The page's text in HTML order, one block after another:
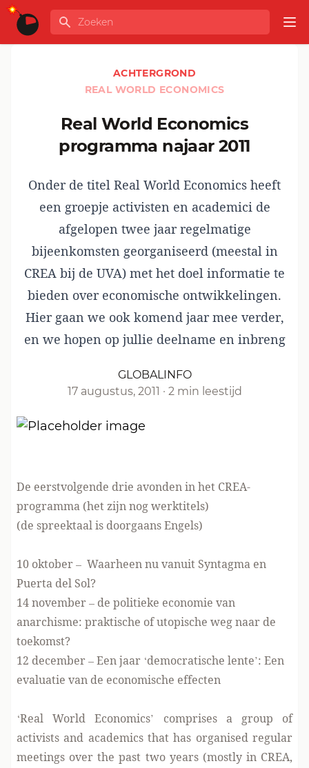
Ga naar de inhoud
GLOBALINFO
Zoeken
ACHTERGROND
REAL WORLD ECONOMICS
Real World Economics
programma najaar 2011
Onder de titel Real World Economics heeft
een groepje activisten en academici de
afgelopen twee jaar regelmatige
bijeenkomsten georganiseerd (meestal in
CREA bij de UVA) met het doel informatie te
bieden over economische ontwikkelingen.
Hier gaan we ook komend jaar mee verder,
en we hopen op jullie deelname en inbreng
GLOBALINFO
17 augustus, 2011 · 2 min leestijd
De eerstvolgende drie avonden in het CREA-
programma (het zijn nog werktitels)
(de spreektaal is doorgaans Engels)
10 oktober – Waarheen nu vanuit Syntagma en
Puerta del Sol?
14 november – de politieke economie van
anarchisme: praktische of utopische weg naar de
toekomst?
12 december – Een jaar ‘democratische lente’: Een
evaluatie van de economische effecten
‘Real World Economics’ comprises a group of
activists and academics that has organised regular
meetings over the past two years (mostly in CREA,